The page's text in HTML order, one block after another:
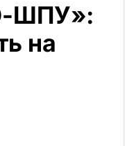
ШПУ»:
на